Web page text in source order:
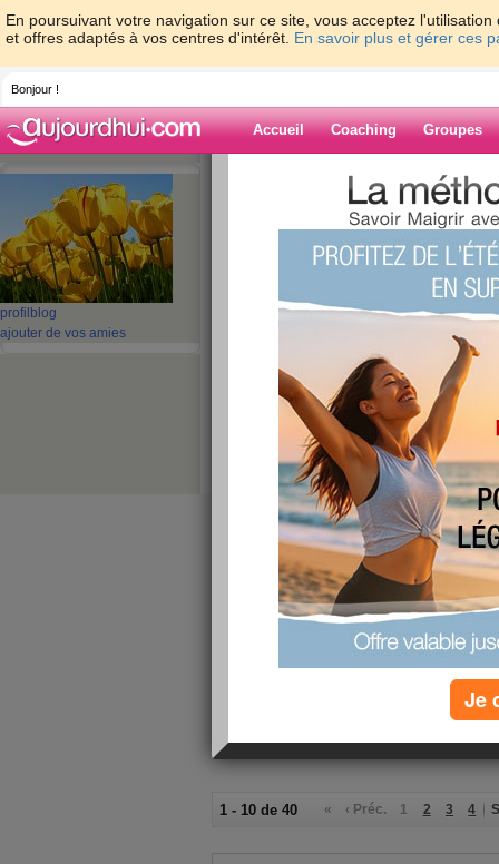
En poursuivant votre navigation sur ce site, vous acceptez
et offres adaptés à vos centres d'intérêt. En savoir plus et gérer ces
Bonjour !
Accueil Coaching Groupes
profil blog
ajouter de vos amies
> >
Blog de
Bonjour mes
Me voilà de retour, après un long silence.
Je n'avais plus trop envie de venir sur le site,
moi meme !!! pas le moral, fatigue, et soucis
Mon mari va un peu mieux, il a passé son
surtout une prostate très volumineuse. Il a
février, il doit refaire une prise de sang et un
pour aller avec lui, car il est très inquiet, il
Il faut que j'arrete de me plaindre, il y a plus
Bisous à tout le monde et bon dimanche
1 - 10 de 40 « ‹ Préc. 1 2 3 4
Je